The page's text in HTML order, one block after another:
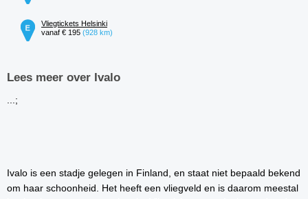
Vliegtickets Helsinki
vanaf € 195 (928 km)
Lees meer over Ivalo
...;
Ivalo is een stadje gelegen in Finland, en staat niet bepaald bekend
om haar schoonheid. Het heeft een vliegveld en is daarom meestal